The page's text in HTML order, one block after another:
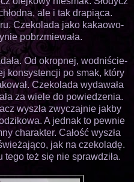
ale i tak drapiąca.
Czekolada jako kakaowo-
pobrzmiewała.
Od okropnej, wodniście-
konsystencji po smak, który
Czekolada wydawała
za wiele do powiedzenia.
wyszła zwyczajnie jakby
A jednak to pewnie
charakter. Całość wyszła
jak na czekoladę.
też się nie sprawdziła.